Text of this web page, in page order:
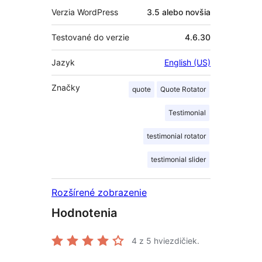
Verzia WordPress 3.5 alebo novšia
Testované do verzie 4.6.30
Jazyk English (US)
Značky quote Quote Rotator
Testimonial
testimonial rotator
testimonial slider
Rozšírené zobrazenie
Hodnotenia
4 z 5 hviezdičiek.